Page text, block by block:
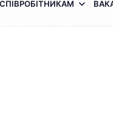
СПІВРОБІТНИКАМ